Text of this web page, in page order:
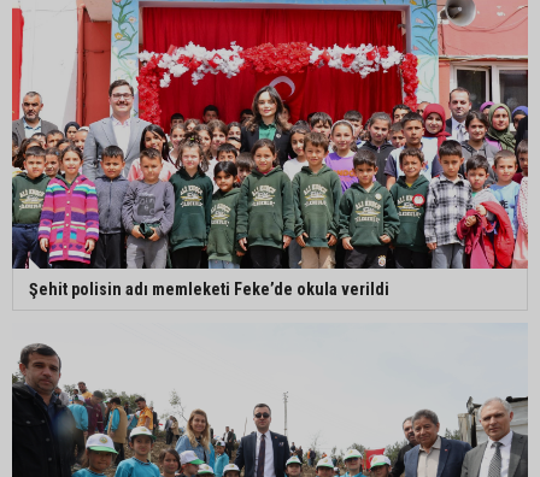
Şehit polisin adı memleketi Feke’de okula verildi